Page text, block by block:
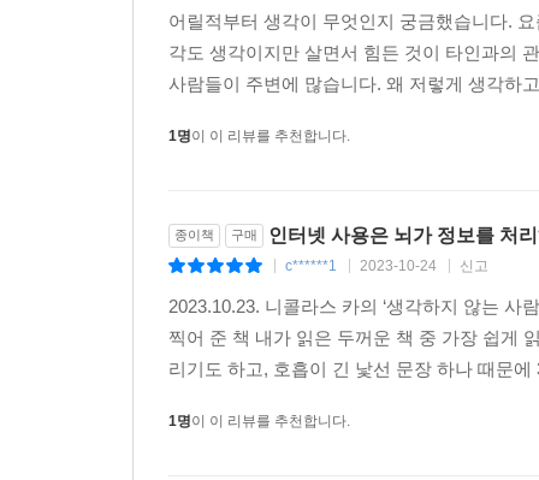
어릴적부터 생각이 무엇인지 궁금했습니다.
각도 생각이지만 살면서 힘든 것이 타인과의
사람들이 주변에 많습니다. 왜 저렇게 생각하
1명이 이 리뷰를 추천합니다.
종이책 구매 인터넷 사용은 뇌가 정보를 처
c******1 2023-10-24 신고
2023.10.23. 니콜라스 카의 ‘생각하지 않는 사
찍어 준 책 내가 읽은 두꺼운 책 중 가장 쉽게
리기도 하고, 호흡이 긴 낯선 문장 하나 때문
1명이 이 리뷰를 추천합니다.